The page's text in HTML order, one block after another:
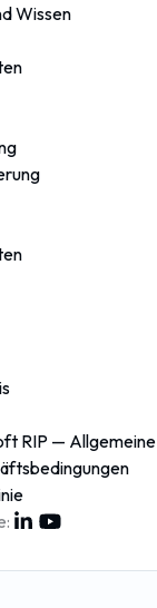
Wissen
RIP — Allgemeine